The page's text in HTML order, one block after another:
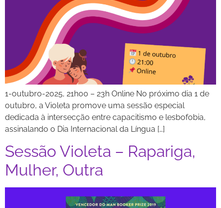
1-outubro-2025, 21h00 – 23h Online No próximo dia 1 de
outubro, a Violeta promove uma sessão especial
dedicada à intersecção entre capacitismo e lesbofobia,
assinalando o Dia Internacional da Língua […]
Sessão Violeta – Rapariga,
Mulher, Outra